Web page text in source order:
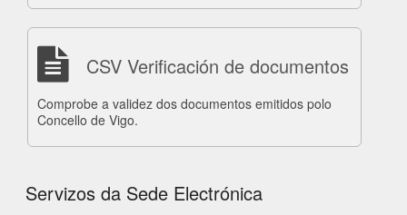
CSV Verificación de documentos
Comprobe a validez dos documentos emitidos polo
Concello de Vigo.
Servizos da Sede Electrónica